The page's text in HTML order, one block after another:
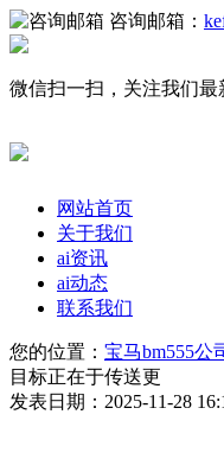
咨询邮箱：
微信扫一扫，关注我们最
网站首页
关于我们
ai资讯
ai动态
联系我们
您的位置： 宝马bm555公
目标正在于传送更
发表日期：2025-11-28